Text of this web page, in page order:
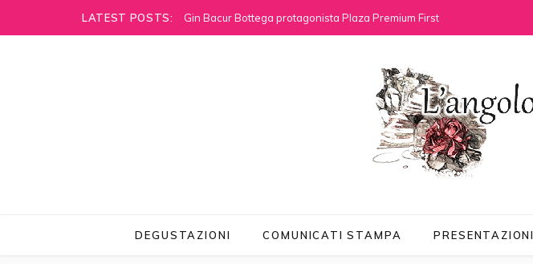
LATEST POSTS: Gin Bacur Bottega protagonista Plaza Premium First
DEGUSTAZIONI COMUNICATI STAMPA PRESENTAZIONI